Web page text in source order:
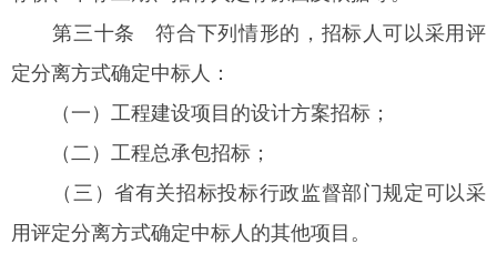
第三十条 符合下列情形的，招标人可以采用评
定分离方式确定中标人：
（一）工程建设项目的设计方案招标；
（二）工程总承包招标；
（三）省有关招标投标行政监督部门规定可以采
用评定分离方式确定中标人的其他项目。